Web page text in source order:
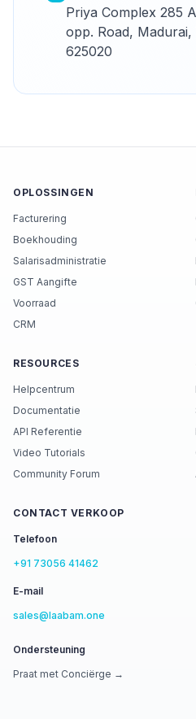
Priya Complex 285
opp. Road,
625020
OPLOSSINGEN
Facturering
Boekhouding
Salarisadministratie
GST Aangifte
Voorraad
CRM
RESOURCES
Helpcentrum
Documentatie
API Referentie
Video Tutorials
Community Forum
CONTACT VERKOOP
Telefoon
+91 73056 41462
E-mail
sales@laabam.one
Ondersteuning
Praat met Conciërge →